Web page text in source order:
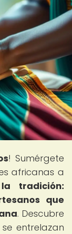
! Sumérgete
africanas a
tradición:
que
. Descubre
entrelazan